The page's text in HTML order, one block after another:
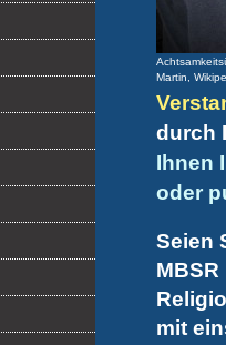
Martin,
durch
Ihnen
oder
Seien
mit